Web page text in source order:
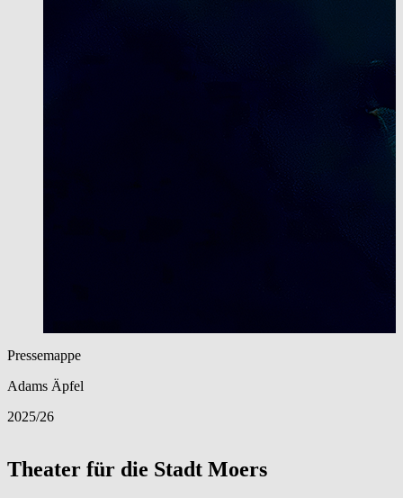
Pressemappe
Adams Äpfel
2025/26
Theater für die Stadt Moers